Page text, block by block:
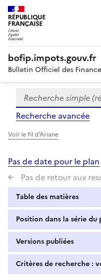
RÉPUBLIQUE
FRANÇAISE
bofip.impots.gouv.fr
Bulletin Officiel des
Formulaire
de
recherche
Recherche simple
Recherche avancée
Voir le fil d'Ariane
Pas de date pour le plan
Pas de retour aux
Table des matières
Position dans la série du
Versions publiées
Critères de recherche :